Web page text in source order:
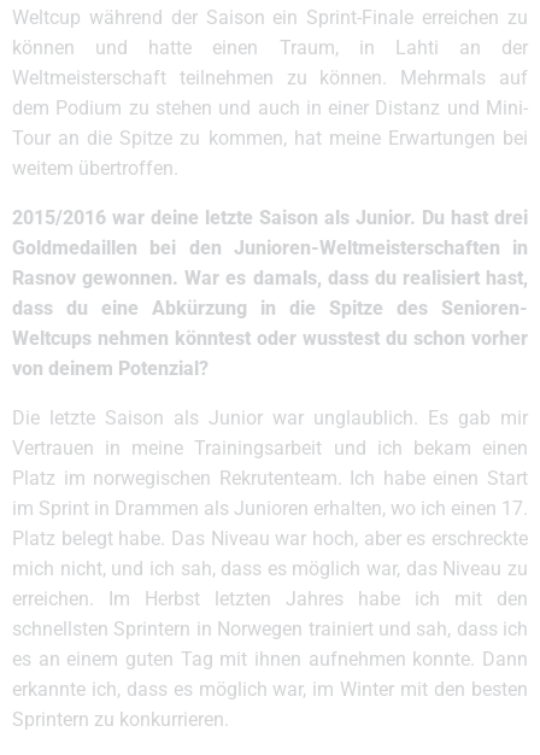
Weltcup während der Saison ein Sprint-Finale erreichen zu
können und hatte einen Traum, in Lahti an der
Weltmeisterschaft teilnehmen zu können. Mehrmals auf
dem Podium zu stehen und auch in einer Distanz und Mini-
Tour an die Spitze zu kommen, hat meine Erwartungen bei
weitem übertroffen.
2015/2016 war deine letzte Saison als Junior. Du hast drei
Goldmedaillen bei den Junioren-Weltmeisterschaften in
Rasnov gewonnen. War es damals, dass du realisiert hast,
dass du eine Abkürzung in die Spitze des Senioren-
Weltcups nehmen könntest oder wusstest du schon vorher
von deinem Potenzial?
Die letzte Saison als Junior war unglaublich. Es gab mir
Vertrauen in meine Trainingsarbeit und ich bekam einen
Platz im norwegischen Rekrutenteam. Ich habe einen Start
im Sprint in Drammen als Junioren erhalten, wo ich einen 17.
Platz belegt habe. Das Niveau war hoch, aber es erschreckte
mich nicht, und ich sah, dass es möglich war, das Niveau zu
erreichen. Im Herbst letzten Jahres habe ich mit den
schnellsten Sprintern in Norwegen trainiert und sah, dass ich
es an einem guten Tag mit ihnen aufnehmen konnte. Dann
erkannte ich, dass es möglich war, im Winter mit den besten
Sprintern zu konkurrieren.